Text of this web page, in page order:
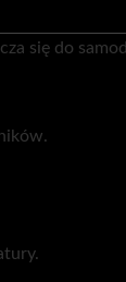
się do